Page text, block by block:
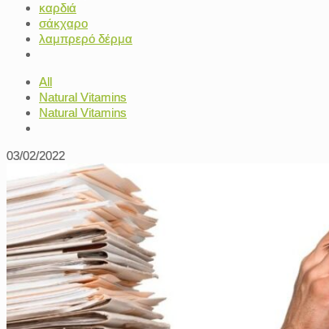
καρδιά
σάκχαρο
λαμπρερό δέρμα
All
Natural Vitamins
Natural Vitamins
03/02/2022